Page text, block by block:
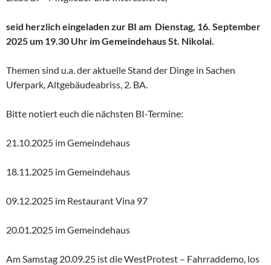
seid herzlich eingeladen zur BI am Dienstag, 16. September
2025 um 19.30 Uhr im Gemeindehaus St. Nikolai.
Themen sind u.a. der aktuelle Stand der Dinge in Sachen
Uferpark, Altgebäudeabriss, 2. BA.
Bitte notiert euch die nächsten BI-Termine:
21.10.2025 im Gemeindehaus
18.11.2025 im Gemeindehaus
09.12.2025 im Restaurant Vina 97
20.01.2025 im Gemeindehaus
Am Samstag 20.09.25 ist die WestProtest – Fahrraddemo, los